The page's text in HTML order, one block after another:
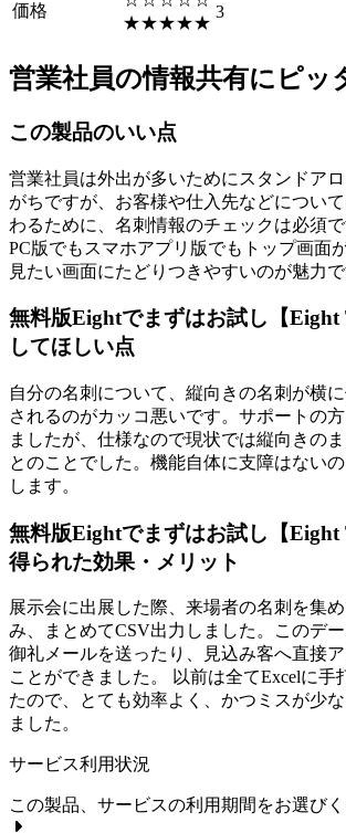
価格
★★★★★
3
営業社員の情報共有にピッ
この製品のいい点
営業社員は外出が多いためにスタンドア
がちですが、お客様や仕入先などについ
わるために、名刺情報のチェックは必須で
PC版でもスマホアプリ版でもトップ画面
見たい画面にたどりつきやすいのが魅力で
無料版Eightでまずはお試し【Eight
してほしい点
自分の名刺について、縦向きの名刺が横
されるのがカッコ悪いです。サポートの
ましたが、仕様なので現状では縦向きの
とのことでした。機能自体に支障はない
します。
無料版Eightでまずはお試し【Eight
得られた効果・メリット
展示会に出展した際、来場者の名刺を集
み、まとめてCSV出力しました。このデ
御礼メールを送ったり、見込み客へ直接
ことができました。 以前は全てExcelに手
たので、とても効率よく、かつミスが少
ました。
サービス利用状況
この製品、サービスの利用期間をお選び